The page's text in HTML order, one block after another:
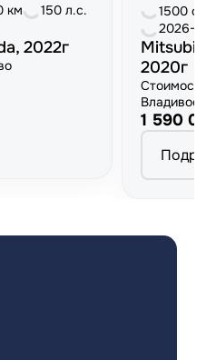
км
150 л.с.
2022г
1500 cm
2026-
2020г
Стоимость
1 590